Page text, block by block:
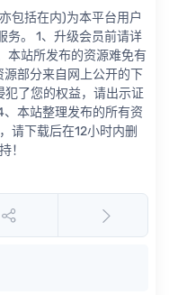
包括在内)为本平台用户
务。 1、升级会员前请详
本站所发布的资源难免有
部分来自网上公开的下
了您的权益，请出示证
本站整理发布的所有资
请下载后在12小时内删
！